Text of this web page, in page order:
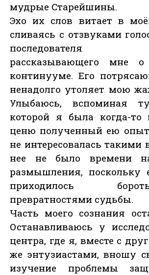
мудрые Старейшины.
Эхо их слов витает в
сливаясь с отзвуками
последователя
рассказывающего мне о
континууме. Его
ненадолго утоляет мою
Улыбаюсь, вспоминая
которой я была когда-то
ценю полученный ею
не интересовалась такими
нее не было времени
размышления, поскольку
приходилось
превратностями судьбы.
Часть моего сознания
Останавливаюсь у
центра, где я, вместе с
же энтузиастами, вношу
изучение проблемы